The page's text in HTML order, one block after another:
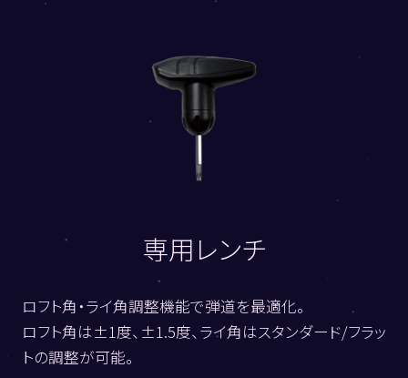
専用レンチ
ロフト角・ライ角調整機能で弾道を最適化。
ロフト角は±1度、±1.5度、ライ角はスタンダード/フラッ
トの調整が可能。